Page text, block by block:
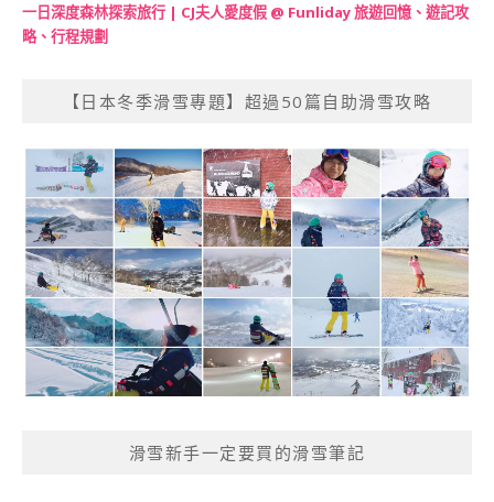
一日深度森林探索旅行 | CJ夫人愛度假 @ Funliday 旅遊回憶、遊記攻
略、行程規劃
【日本冬季滑雪專題】超過50篇自助滑雪攻略
滑雪新手一定要買的滑雪筆記